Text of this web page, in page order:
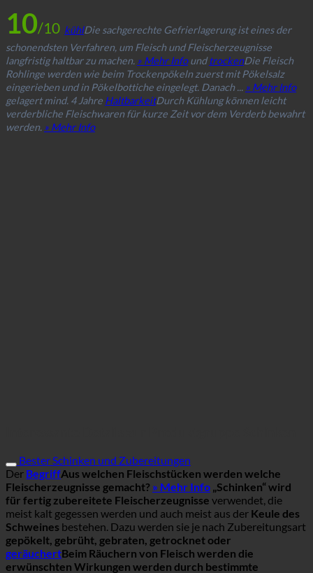
10/10 kühlDie sachgerechte Gefrierlagerung ist eines der
schonendsten Verfahren, um Fleisch und Fleischerzeugnisse
langfristig haltbar zu machen. » Mehr InfoundtrockenDie Fleisch
Rohlinge werden wie beim Trockenpökeln zuerst mit Pökelsalz
eingerieben und in Pökelbottiche eingelegt. Danach ... » Mehr Info
gelagert mind. 4 Jahre HaltbarkeitDurch Kühlung können leicht
verderbliche Fleischwaren für kurze Zeit vor dem Verderb bewahrt
werden. » Mehr Info
Bester Schinken und Zubereitungen
Der BegriffAus welchen Fleischstücken werden welche
Fleischerzeugnisse gemacht? » Mehr Info „Schinken“ wird
für fertig zubereitete Fleischerzeugnisse verwendet, die
meist kalt gegessen werden und auch meist aus der Keule des
Schweines bestehen. Dazu werden sie je nach Zubereitungsart
gepökelt, gebrüht, gebraten, getrocknet oder
geräuchertBeim Räuchern von Fleisch werden die
erwünschten Wirkungen werden durch bestimmte